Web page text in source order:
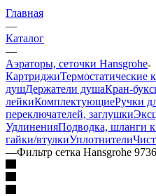
Главная
—
Каталог
—
Аэраторы, сеточки Hansgrohe
КартриджиТермостатические
душДержатели душаКран-
лейкиКомплектующиеРучки
переключателей, заглушки
УдлиненияПодводка, шланги
гайки/втулкиУплотнители
—Фильтр сетка Hansgrohe